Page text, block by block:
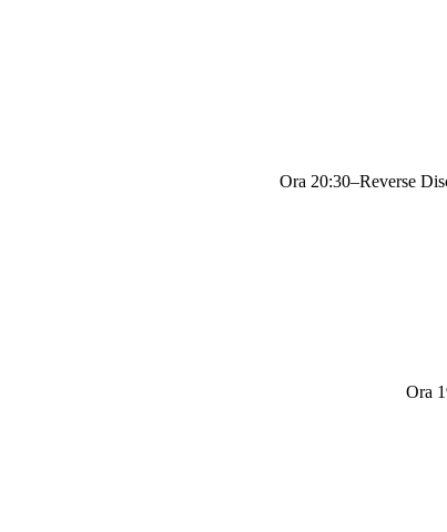
Ora 20:30–Reverse
Ora